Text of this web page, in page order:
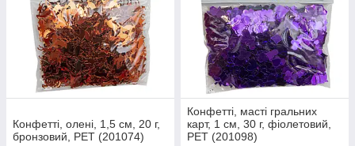
Конфетті, олені, 1,5 см, 20 г,
бронзовий, PET (201074)
Конфетті, масті гральних
карт, 1 см, 30 г, фіолетовий,
PET (201098)